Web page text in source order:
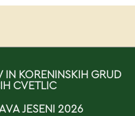
VAŠA KOŠARICA JE
IN KORENINSKIH GRUD
CVETLIC
JESENI 2026